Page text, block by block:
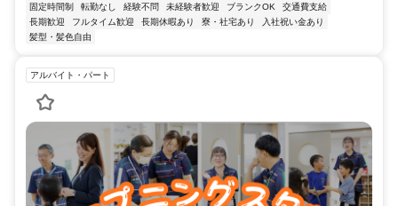
固定時間制
転勤なし 経験不問 未経験者歓迎 ブランクOK
交通費支給
長期歓迎
フルタイム歓迎 長期休暇あり 寮・社宅あり
入社祝い金あり
髪型・髪色自由
アルバイト・パート